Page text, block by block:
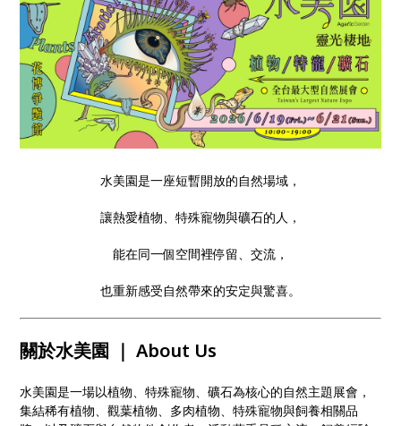
水美園是一座短暫開放的自然場域，
讓熱愛植物、特殊寵物與礦石的人，
能在同一個空間裡停留、交流，
也重新感受自然帶來的安定與驚喜。
關於水美園 ｜ About Us
水美園是一場以植物、特殊寵物、礦石為核心的自然主題展會，
集結稀有植物、觀葉植物、多肉植物、特殊寵物與飼養相關品